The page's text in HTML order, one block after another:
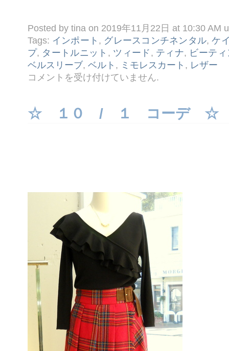
Posted by tina on 2019年11月22日 at 10:30 AM
Tags: インポート , グレースコンチネンタル,ケ
プ, タートルニット , ツィード , ティナ, ビーテ
ベルスリーブ, ベルト , ミモレスカート , レザー
☆
１
２
コ
ー
コメントを受け付けていません.
☆ １０ / １ コーデ ☆